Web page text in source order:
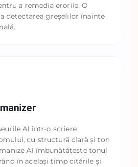
a remedia erorile. O
detectarea greșelilor înainte
AI într-o scriere
cu structură clară și ton
AI îmbunătățește tonul
în același timp citările și